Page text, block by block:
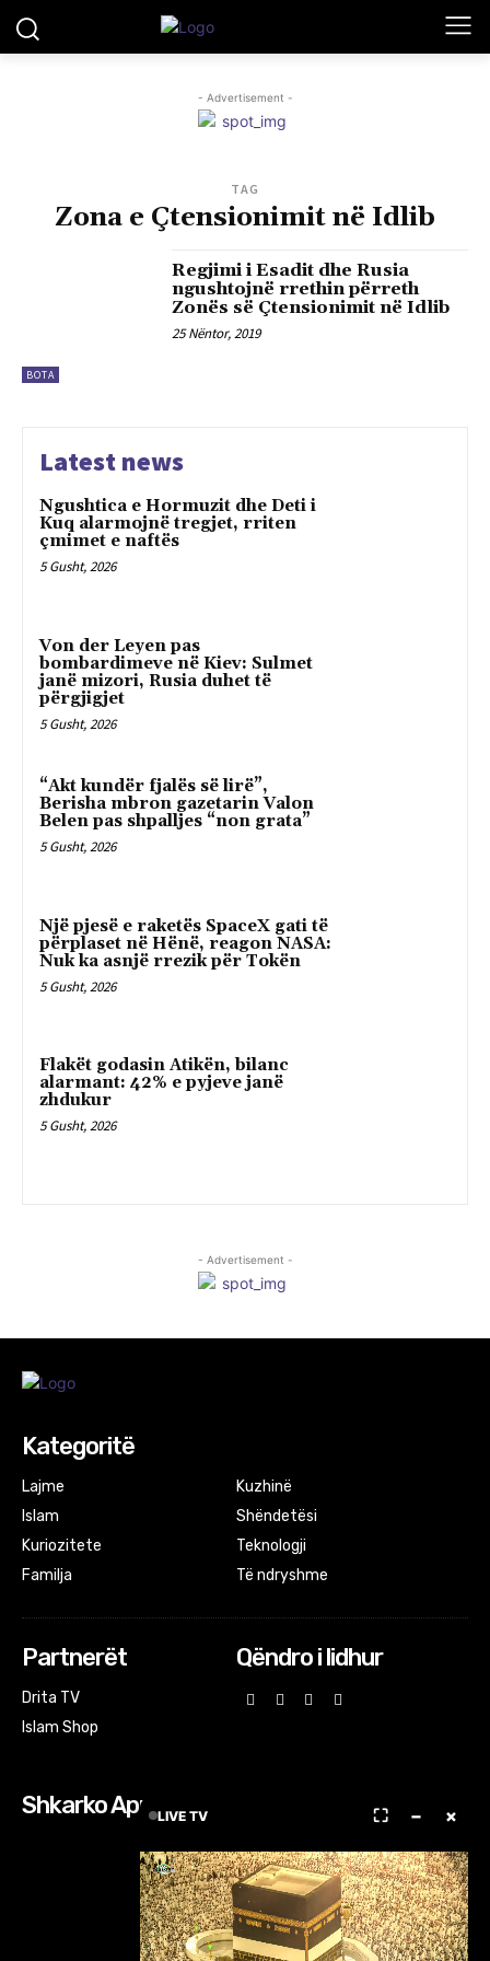
- Advertisement -
TAG
Zona e Çtensionimit në Idlib
BOTA
Regjimi i Esadit dhe Rusia
ngushtojnë rrethin përreth
Zonës së Çtensionimit në Idlib
25 Nëntor, 2019
Latest news
Ngushtica e Hormuzit dhe Deti i
Kuq alarmojnë tregjet, rriten
çmimet e naftës
5 Gusht, 2026
Von der Leyen pas
bombardimeve në Kiev: Sulmet
janë mizori, Rusia duhet të
përgjigjet
5 Gusht, 2026
“Akt kundër fjalës së lirë”,
Berisha mbron gazetarin Valon
Belen pas shpalljes “non grata”
5 Gusht, 2026
Një pjesë e raketës SpaceX gati të
përplaset në Hënë, reagon NASA:
Nuk ka asnjë rrezik për Tokën
5 Gusht, 2026
Flakët godasin Atikën, bilanc
alarmant: 42% e pyjeve janë
zhdukur
5 Gusht, 2026
- Advertisement -
Kategoritë
Lajme
Islam
Kuriozitete
Familja
Kuzhinë
Shëndetësi
Teknologji
Të ndryshme
Partnerët
Drita TV
Islam Shop
Qëndro i lidhur
Shkarko AppsLIVE TV ⛶ − ×